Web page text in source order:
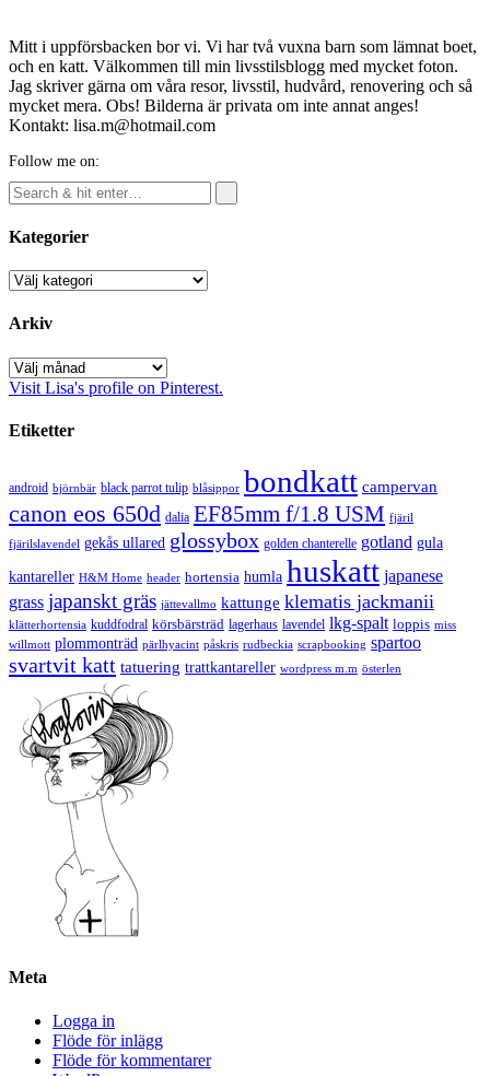
Mitt i uppförsbacken bor vi. Vi har två vuxna barn som lämnat boet,
och en katt. Välkommen till min livsstilsblogg med mycket foton.
Jag skriver gärna om våra resor, livsstil, hudvård, renovering och så
mycket mera. Obs! Bilderna är privata om inte annat anges!
Kontakt: lisa.m@hotmail.com
Follow me on:
Kategorier
Kategorier
Arkiv
Arkiv
Visit Lisa's profile on Pinterest.
Etiketter
android björnbär black parrot tulip blåsippor bondkatt campervan
canon eos 650d dalia EF85mm f/1.8 USM fjäril
fjärilslavendel gekås ullared glossybox golden chanterelle gotland gula
kantareller H&M Home header hortensia humla huskatt japanese
grass japanskt gräs jättevallmo kattunge klematis jackmanii
klätterhortensia kuddfodral körsbärsträd lagerhaus lavendel lkg-spalt loppis miss
willmott plommonträd pärlhyacint påskris rudbeckia scrapbooking spartoo
svartvit katt tatuering trattkantareller wordpress m.m österlen
Meta
Logga in
Flöde för inlägg
Flöde för kommentarer